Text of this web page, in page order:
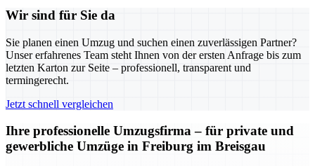
Wir sind für Sie da
Sie planen einen Umzug und suchen einen zuverlässigen Partner?
Unser erfahrenes Team steht Ihnen von der ersten Anfrage bis zum
letzten Karton zur Seite – professionell, transparent und
termingerecht.
Jetzt schnell vergleichen
Ihre professionelle Umzugsfirma – für private und
gewerbliche Umzüge in Freiburg im Breisgau